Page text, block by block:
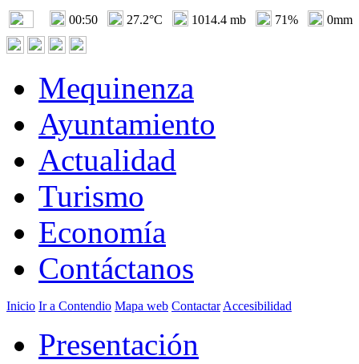
00:50 27.2°C 1014.4 mb 71% 0mm
Mequinenza
Ayuntamiento
Actualidad
Turismo
Economía
Contáctanos
Inicio Ir a Contendio Mapa web Contactar Accesibilidad
Presentación